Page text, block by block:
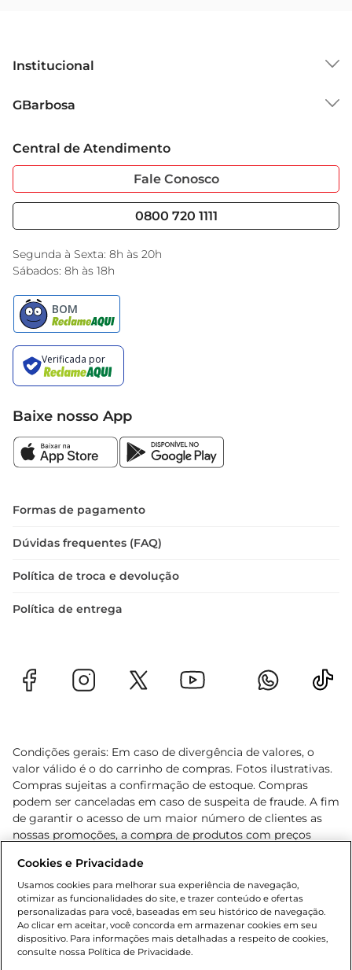
Institucional
Grupo Cencosud
Sobre Privacidade
Portal do Fornecedo
Nossas Lojas
GBarbosa
Garantia Estendida
Serviços
Black Friday
Encarte do Dia
Central de Atendimento
Fale Conosco
0800 720 1111
Segunda à Sexta: 8h às 20h
Sábados: 8h às 18h
Baixe nosso App
Formas de pagamento
Dúvidas frequentes (FAQ)
Política de troca e devolução
Política de entrega
Condições gerais: Em caso de divergência de valores, o
valor válido é o do carrinho de compras. Fotos ilustrativas.
Compras sujeitas a confirmação de estoque. Compras
podem ser canceladas em caso de suspeita de fraude. A fim
de garantir o acesso de um maior número de clientes as
nossas promoções, a compra de produtos com preços
cliente. Os preços, ofertas e condições são exclusivos para
o e-commerce e válidos durante o dia de hoje, podendo
sofrer alterações sem prévia notificação. Proibida a venda
de bebidas alcoólicas para menores de 18 anos, conforme
Lei n.º 8069/90, art. 81, inciso II (Estatuto da Criança e do
Adolescente). Preços e condições exclusivos para o
Cookies e Privacidade
Usamos cookies para melhorar sua experiência de navegação,
otimizar as funcionalidades do site, e trazer conteúdo e ofertas
personalizadas para você, baseadas em seu histórico de navegação.
Ao clicar em aceitar, você concorda em armazenar cookies em seu
dispositivo. Para informações mais detalhadas a respeito de cookies,
consulte nossa Política de Privacidade.